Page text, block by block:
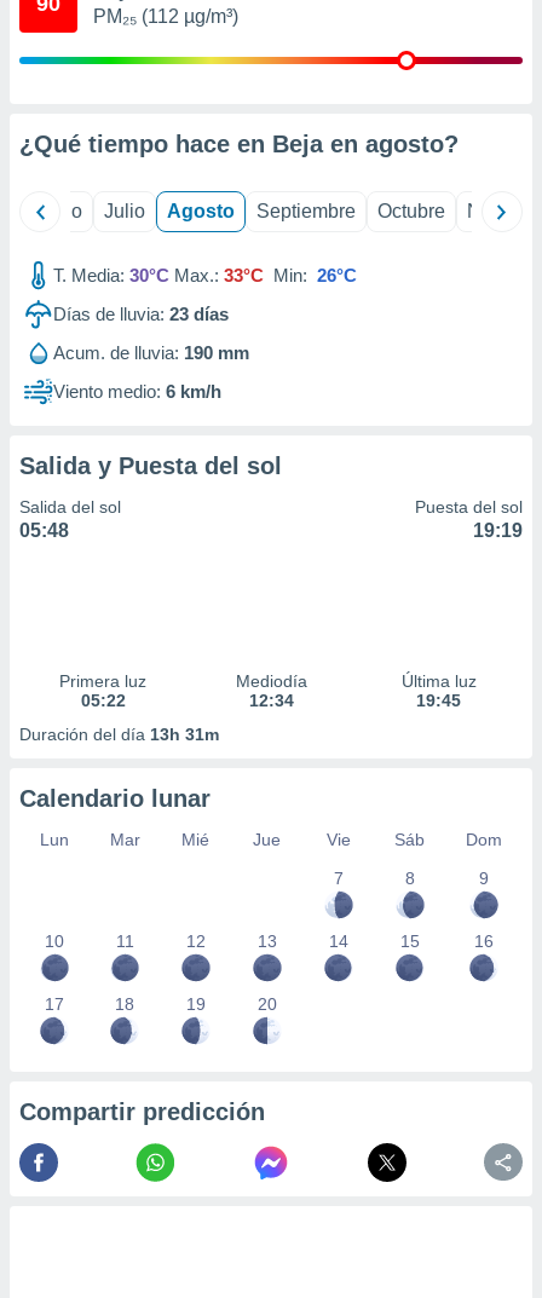
publicidad
publicidad
1199
PM₂₅ (112 µg/m³)
¿Qué tiempo hace en Beja en agosto?
Junio Julio Agosto Septiembre Octubre
T. Media: 30°C Max.: 33°C Min: 26°C
Días de lluvia: 23 días
Acum. de lluvia: 190 mm
Viento medio: 6 km/h
Salida y Puesta del sol
Salida del sol
05:48
Puesta del sol
19:19
Primera luz
05:22
Mediodía
12:34
Última luz
19:45
Duración del día 13h 31m
Calendario lunar
Lun Mar Mié Jue Vie Sáb
Dom
7
8 9
10 11 12 13 14 15 16
17 18 19 20
Compartir predicción